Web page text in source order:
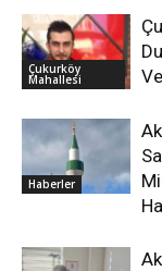
Çukurköy
Mahallesi
Haberler